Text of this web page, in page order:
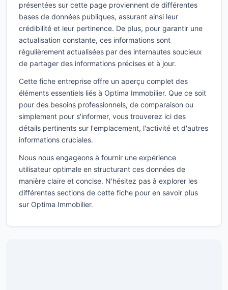
présentées sur cette page proviennent de différentes
bases de données publiques, assurant ainsi leur
crédibilité et leur pertinence. De plus, pour garantir une
actualisation constante, ces informations sont
régulièrement actualisées par des internautes soucieux
de partager des informations précises et à jour.
Cette fiche entreprise offre un aperçu complet des
éléments essentiels liés à Optima Immobilier. Que ce soit
pour des besoins professionnels, de comparaison ou
simplement pour s'informer, vous trouverez ici des
détails pertinents sur l'emplacement, l'activité et d'autres
informations cruciales.
Nous nous engageons à fournir une expérience
utilisateur optimale en structurant ces données de
manière claire et concise. N'hésitez pas à explorer les
différentes sections de cette fiche pour en savoir plus
sur Optima Immobilier.